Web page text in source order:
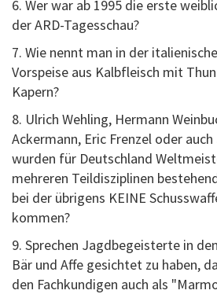
6. Wer war ab 1995 die erste
der ARD-Tagesschau?
7. Wie nennt man in der
Vorspeise aus Kalbfleisch mit
Kapern?
8. Ulrich Wehling, Hermann
Ackermann, Eric Frenzel oder
wurden für Deutschland
mehreren Teildisziplinen
bei der übrigens KEINE
kommen?
9. Sprechen Jagdbegeisterte in
Bär und Affe gesichtet zu haben,
den Fachkundigen auch als